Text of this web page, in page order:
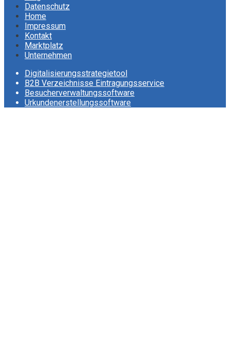
Datenschutz
Home
Impressum
Kontakt
Marktplatz
Unternehmen
Digitalisierungsstrategietool
B2B Verzeichnisse Eintragungsservice
Besucherverwaltungssoftware
Urkundenerstellungssoftware